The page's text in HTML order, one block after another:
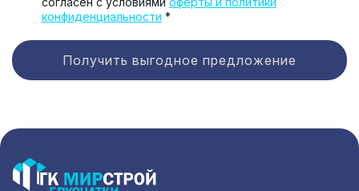
конфиденциальности *
Получить выгодное предложение